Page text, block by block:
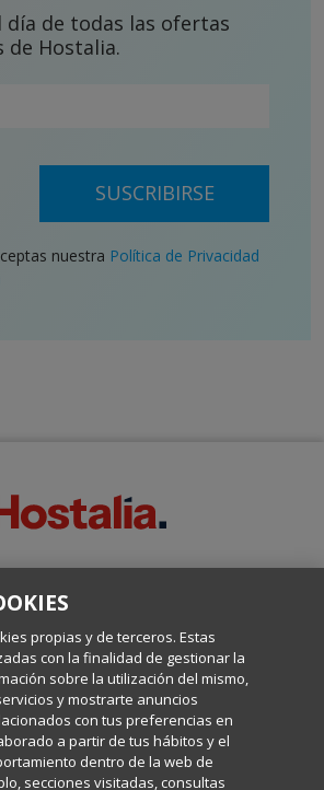
día de todas las ofertas
de Hostalia.
SUSCRIBIRSE
nuestra Política de Privacidad
de Comunicación de Hostalia, dirigido por
Internet y Tecnología.
Política de privacidad
Política de cookies
propias y de terceros. Estas
con la finalidad de gestionar la
sobre la utilización del mismo,
y mostrarte anuncios
con tus preferencias en
a partir de tus hábitos y el
dentro de la web de
secciones visitadas, consultas